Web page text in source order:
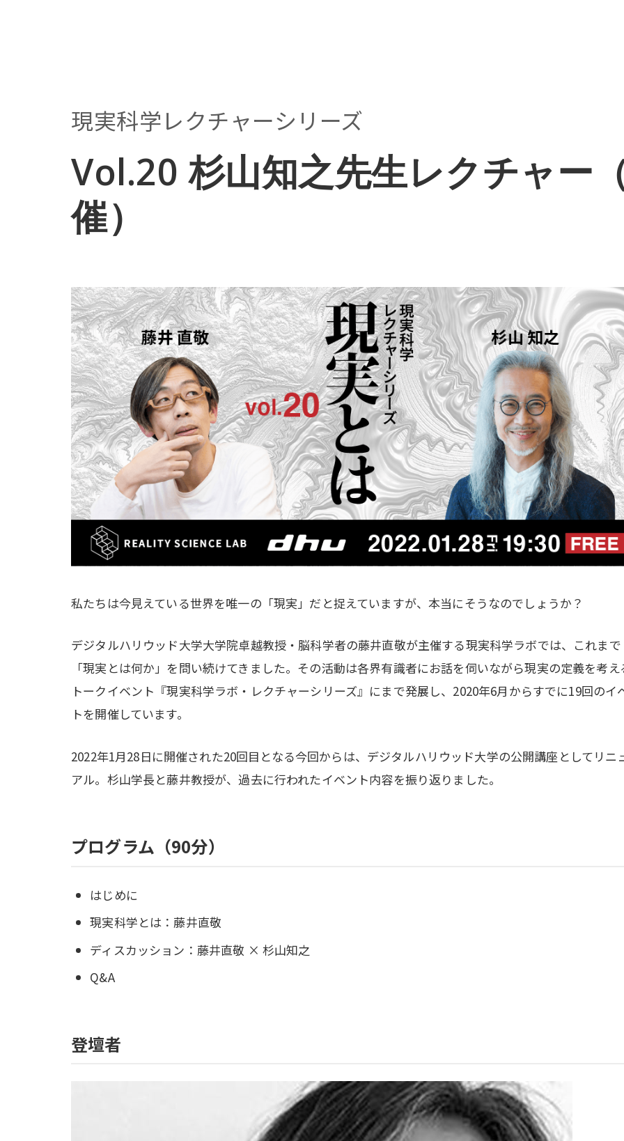
現実科学レクチャーシリーズ
Vol.20 杉山知之先生レクチャー
催）
私たちは今見えている世界を唯一の「現実」だと捉えていますが、本当にそうなのでしょうか？
デジタルハリウッド大学大学院卓越教授・脳科学者の藤井直敬が主催する現実科学ラボでは、これまで
「現実とは何か」を問い続けてきました。その活動は各界有識者にお話を伺いながら現実の定義を考え
トークイベント『現実科学ラボ・レクチャーシリーズ』にまで発展し、2020年6月からすでに19回のイ
トを開催しています。
2022年1月28日に開催された20回目となる今回からは、デジタルハリウッド大学の公開講座としてリニ
アル。杉山学長と藤井教授が、過去に行われたイベント内容を振り返りました。
プログラム（90分）
はじめに
現実科学とは：藤井直敬
ディスカッション：藤井直敬 × 杉山知之
Q&A
登壇者